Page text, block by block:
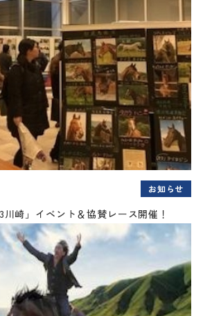
お知らせ
川崎」イベント＆協賛レース開催！